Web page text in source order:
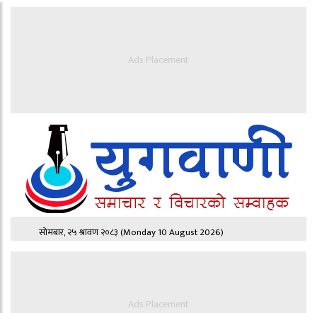
Ads Placement
सोमबार, २५ श्रावण २०८३(Monday 10 August 2026)
Ads Placement